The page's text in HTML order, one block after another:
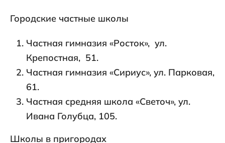
Городские частные школы
Частная гимназия «Росток», ул.
Крепостная, 51.
Частная гимназия «Сириус», ул. Парковая,
61.
Частная средняя школа «Светоч», ул.
Ивана Голубца, 105.
Школы в пригородах